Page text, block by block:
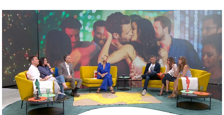
La 'pillada' viral a dos amantes en un
concierto de Coldplay desata una
tormenta: "O están teniendo una
aventura o son muy tímidos"
La protagonista de la 'kiss cam' del año
habla por primera vez tras su infidelidad:
"Fue inapropiado..."
Todos los detalles de la última infidelidad
viral, en atresplayer